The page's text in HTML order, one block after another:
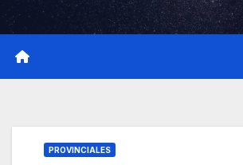
PROVINCIALES